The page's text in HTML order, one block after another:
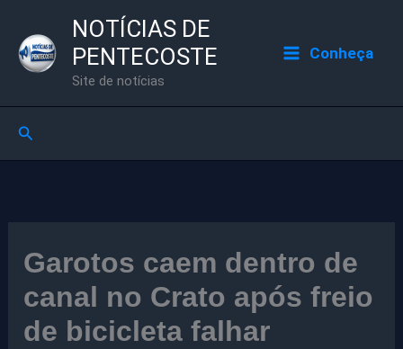
para
NOTÍCIAS DE
PENTECOSTE
Site de notícias
Conheça
Pesquisar
Garotos caem dentro de
canal no Crato após freio
de bicicleta falhar